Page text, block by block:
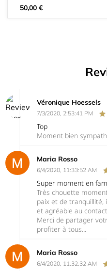
50,00 €
Véronique Hoessels
7/3/2020, 2:53:41 PM
Top
Moment bien
Maria Rosso
6/4/2020, 11:33:52 AM
Super moment en
Très chouette
paix et de
et agréable au
Merci de partager
profiter à tous...
Maria Rosso
6/4/2020, 11:32:32 AM